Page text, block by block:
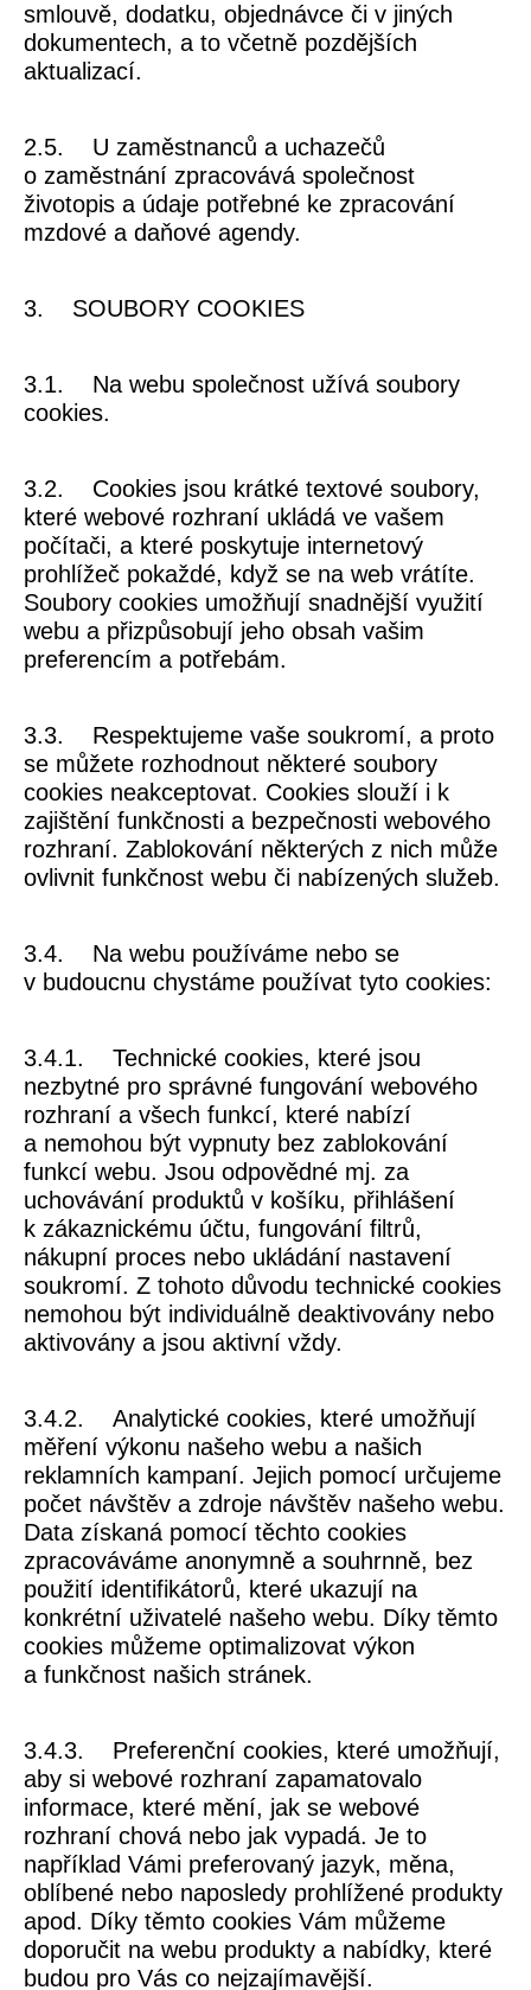
smlouvě, dodatku, objednávce či v jiných
dokumentech, a to včetně pozdějších
aktualizací.
2.5. U zaměstnanců a uchazečů
o zaměstnání zpracovává společnost
životopis a údaje potřebné ke zpracování
mzdové a daňové agendy.
3. SOUBORY COOKIES
3.1. Na webu společnost užívá soubory
cookies.
3.2. Cookies jsou krátké textové soubory,
které webové rozhraní ukládá ve vašem
počítači, a které poskytuje internetový
prohlížeč pokaždé, když se na web vrátíte.
Soubory cookies umožňují snadnější využití
webu a přizpůsobují jeho obsah vašim
preferencím a potřebám.
3.3. Respektujeme vaše soukromí, a proto
se můžete rozhodnout některé soubory
cookies neakceptovat. Cookies slouží i k
zajištění funkčnosti a bezpečnosti webového
rozhraní. Zablokování některých z nich může
ovlivnit funkčnost webu či nabízených služeb.
3.4. Na webu používáme nebo se
v budoucnu chystáme používat tyto cookies:
3.4.1. Technické cookies, které jsou
nezbytné pro správné fungování webového
rozhraní a všech funkcí, které nabízí
a nemohou být vypnuty bez zablokování
funkcí webu. Jsou odpovědné mj. za
uchovávání produktů v košíku, přihlášení
k zákaznickému účtu, fungování filtrů,
nákupní proces nebo ukládání nastavení
soukromí. Z tohoto důvodu technické cookies
nemohou být individuálně deaktivovány nebo
aktivovány a jsou aktivní vždy.
3.4.2. Analytické cookies, které umožňují
měření výkonu našeho webu a našich
reklamních kampaní. Jejich pomocí určujeme
počet návštěv a zdroje návštěv našeho webu.
Data získaná pomocí těchto cookies
zpracováváme anonymně a souhrnně, bez
použití identifikátorů, které ukazují na
konkrétní uživatelé našeho webu. Díky těmto
cookies můžeme optimalizovat výkon
a funkčnost našich stránek.
3.4.3. Preferenční cookies, které umožňují,
aby si webové rozhraní zapamatovalo
informace, které mění, jak se webové
rozhraní chová nebo jak vypadá. Je to
například Vámi preferovaný jazyk, měna,
oblíbené nebo naposledy prohlížené produkty
apod. Díky těmto cookies Vám můžeme
doporučit na webu produkty a nabídky, které
budou pro Vás co nejzajímavější.